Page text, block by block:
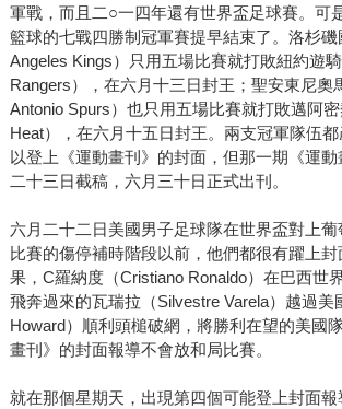
軍戰，而且二○一四年還有世界盃足球賽。可
籃球的七戰四勝制冠軍賽提早結束了。洛杉磯
Angeles Kings）只用五場比賽就打敗紐約遊
Rangers），在六月十三日封王；聖安東尼奧
Antonio Spurs）也只用五場比賽就打敗邁阿
Heat），在六月十五日封王。兩支冠軍隊伍
以登上《運動畫刊》的封面，但那一期《運動
二十三日截稿，六月三十日正式出刊。
六月二十二日美國男子足球隊在世界盃對上
比賽的傷停補時階段以前，他們都很有躍上
果，C羅納度（Cristiano Ronaldo）在巴西世
飛奔過來的瓦瑞拉（Silvestre Varela）越過美
Howard）順利頭槌破網，將勝利在望的美國
畫刊》的封面報導不會放和局比賽。
就在那個星期天，出現第四個可能登上封面